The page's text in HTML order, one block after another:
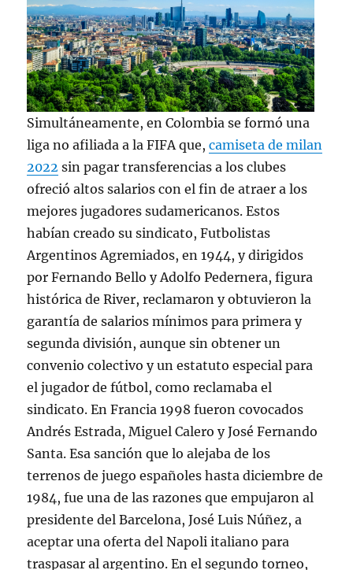
Simultáneamente, en Colombia se formó una
liga no afiliada a la FIFA que,camiseta de milan
2022 sin pagar transferencias a los clubes
ofreció altos salarios con el fin de atraer a los
mejores jugadores sudamericanos. Estos
habían creado su sindicato, Futbolistas
Argentinos Agremiados, en 1944, y dirigidos
por Fernando Bello y Adolfo Pedernera, figura
histórica de River, reclamaron y obtuvieron la
garantía de salarios mínimos para primera y
segunda división, aunque sin obtener un
convenio colectivo y un estatuto especial para
el jugador de fútbol, como reclamaba el
sindicato. En Francia 1998 fueron covocados
Andrés Estrada, Miguel Calero y José Fernando
Santa. Esa sanción que lo alejaba de los
terrenos de juego españoles hasta diciembre de
1984, fue una de las razones que empujaron al
presidente del Barcelona, José Luis Núñez, a
aceptar una oferta del Napoli italiano para
traspasar al argentino. En el segundo torneo,